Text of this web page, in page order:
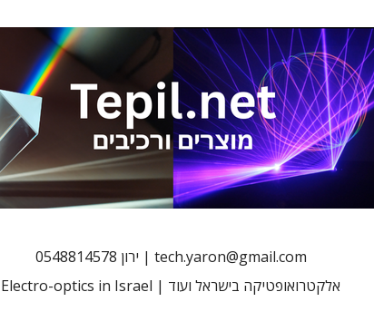
0548814578 ירון | tech.yaron@gmail.com
Electro-optics in Israel | אלקטרואופטיקה בישראל ועוד